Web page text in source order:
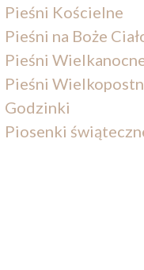
Pieśni Kościelne
Pieśni na Boże
Pieśni
Pieśni
Godzinki
Piosenki